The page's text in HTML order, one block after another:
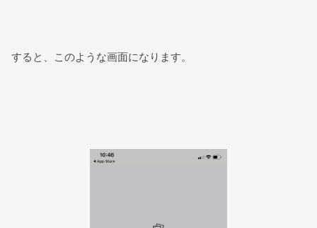
すると、このような画面になります。